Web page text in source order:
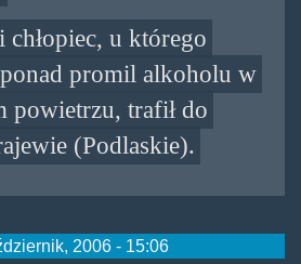
u którego
promil alkoholu w
powietrzu, trafił do
(Podlaskie).
2006 - 15:06